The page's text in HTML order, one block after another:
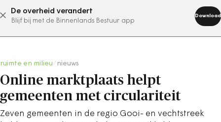
De overheid verandert
Blijf bij met de Binnenlands Bestuur app
Download
abonneer nu
ruimte en milieu nieuws
Online marktplaats helpt
gemeenten met circulariteit
Zeven gemeenten in de regio Gooi- en vechtstreek